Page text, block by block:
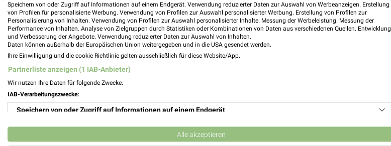
Speichern von oder Zugriff auf Informationen auf einem Endgerät. Verwendung reduzierter Daten zur Auswahl von Werbeanzeigen. Erstellung
von Profilen für personalisierte Werbung. Verwendung von Profilen zur Auswahl personalisierter Werbung. Erstellung von Profilen zur
Personalisierung von Inhalten. Verwendung von Profilen zur Auswahl personalisierter Inhalte. Messung der Werbeleistung. Messung der
Performance von Inhalten. Analyse von Zielgruppen durch Statistiken oder Kombinationen von Daten aus verschiedenen Quellen. Entwicklung
und Verbesserung der Angebote. Verwendung reduzierter Daten zur Auswahl von Inhalten.
Daten können außerhalb der Europäischen Union weitergegeben und in die USA gesendet werden.
Ihre Einwilligung und die cookie Richtlinie gelten ausschließlich für diese Website/App.
Partnerliste anzeigen (1 IAB-Anbieter)
Wir nutzen Ihre Daten für folgende Zwecke:
IAB-Verarbeitungszwecke:
Speichern von oder Zugriff auf Informationen auf einem Endgerät
Verwendung reduzierter Daten zur Auswahl von Werbeanzeigen
Alle akzeptieren